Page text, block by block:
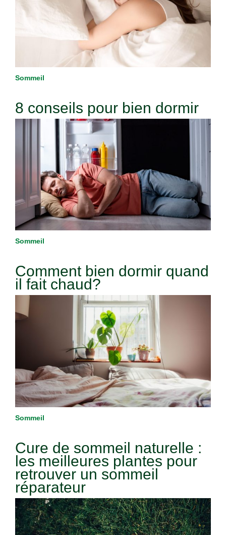
Sommeil
8 conseils pour bien dormir
Sommeil
Comment bien dormir quand
il fait chaud?
Sommeil
Cure de sommeil naturelle :
les meilleures plantes pour
retrouver un sommeil
réparateur